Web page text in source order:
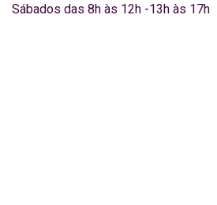
Sábados das 8h às 12h -13h às 17h